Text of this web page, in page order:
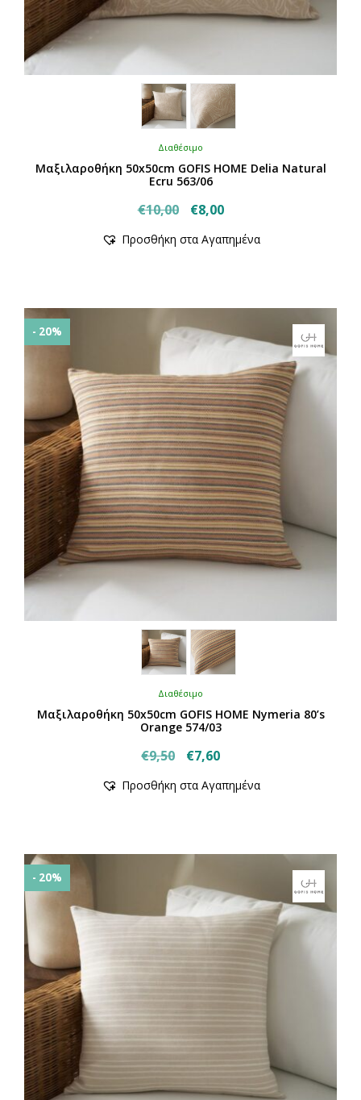
Διαθέσιμο
Μαξιλαροθήκη 50x50cm GOFIS HOME Delia Natural
Ecru 563/06
€10,00
Original
was:
€8,00Η
τιμή
Προσθήκη στα Αγαπημένα
- 20%
Διαθέσιμο
Μαξιλαροθήκη 50x50cm GOFIS HOME Nymeria 80’s
Orange 574/03
€9,50
Original
was:
€7,60Η
τιμή
Προσθήκη στα Αγαπημένα
- 20%